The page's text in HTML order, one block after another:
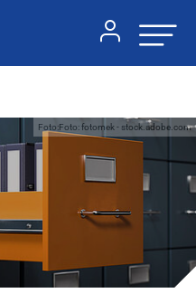
Foto:Foto: fotomek - stock.adobe.com